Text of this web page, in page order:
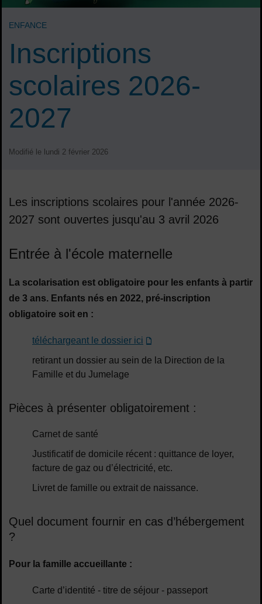
Inscriptions
scolaires 2026-
2027
ENFANCE
Modifié le lundi 2 février 2026
Les inscriptions scolaires pour l'année 2026-
2027 sont ouvertes jusqu'au 3 avril 2026
Entrée à l'école maternelle
La scolarisation est obligatoire pour les enfants à partir
de 3 ans. Enfants nés en 2022, pré-inscription
obligatoire soit en :
téléchargeant le dossier ici
retirant un dossier au sein de la Direction de la
Famille et du Jumelage
Pièces à présenter obligatoirement :
Carnet de santé
Justificatif de domicile récent : quittance de loyer,
facture de gaz ou d’électricité, etc.
Livret de famille ou extrait de naissance.
Quel document fournir en cas d’hébergement
?
Pour la famille accueillante :
Carte d’identité - titre de séjour - passeport